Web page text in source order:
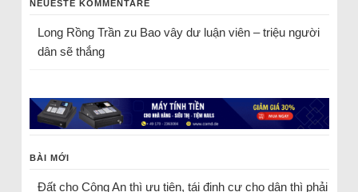
NEUESTE KOMMENTARE
Long Rồng Trầnzu Bao vây dư luận viên – triệu người
dân sẽ thắng
BÀI MỚI
Đất cho Công An thì ưu tiên, tái định cư cho dân thì phải